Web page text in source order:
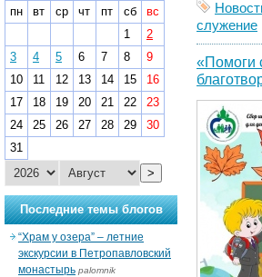
служение
«Помоги
пн
вт ср чт пт сб
вс
1
2
3
4 5 6 7 8
9
10
11 12 13 14 15
16
17
18 19 20 21 22
23
24
25 26 27 28 29
30
31
>
Последние темы блогов
“Храм у озера” – летние
экскурсии в Петропавловский
монастырь palomnik